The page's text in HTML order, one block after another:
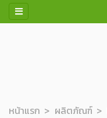
หน้าแรก ผลิตภัณฑ์